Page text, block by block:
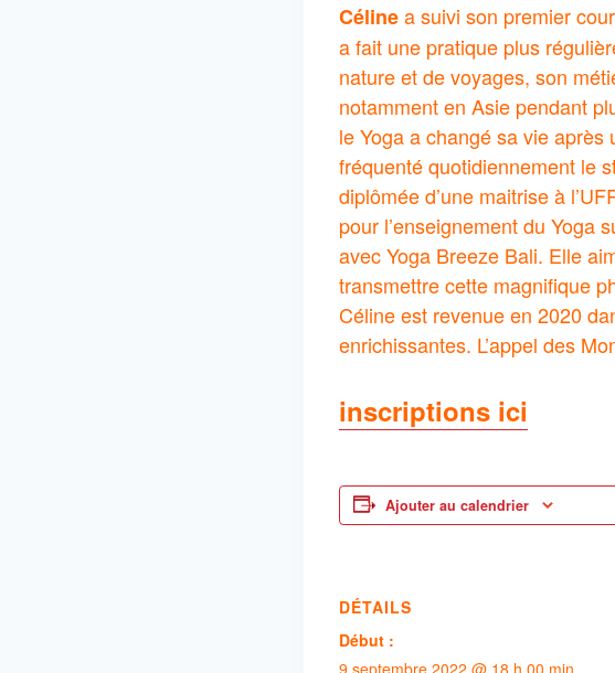
Célinea suivi son premier
a fait une pratique plus
nature et de voyages, son
notamment en Asie pendant
le Yoga a changé sa vie
fréquenté quotidiennement le
diplômée d’une maitrise à
pour l’enseignement du Yoga
avec Yoga Breeze Bali. Elle
transmettre cette magnifique
Céline est revenue en 2020
enrichissantes. L’appel des
inscriptions ici
Ajouter au calendrier
DÉTAILS
Début :